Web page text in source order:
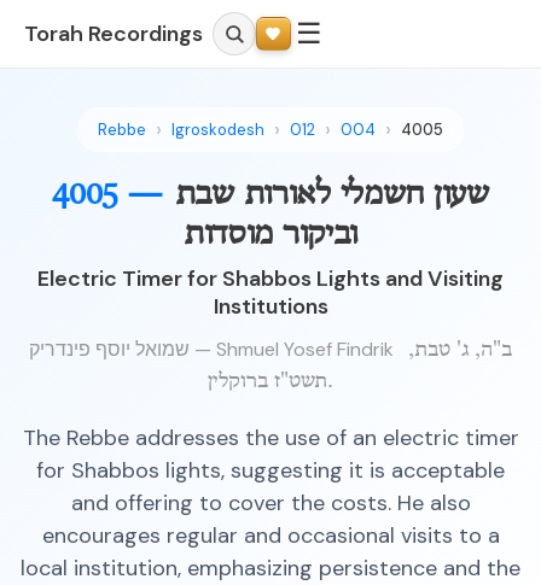
Torah Recordings ☰
Rebbe Igroskodesh 012 004 4005
4005 — שעון חשמלי לאורות שבת
וביקור מוסדות
Electric Timer for Shabbos Lights and Visiting
Institutions
שמואל יוסף פינדריק — Shmuel Yosef Findrik
ב"ה, ג' טבת,
תשט"ז ברוקלין.
The Rebbe addresses the use of an electric timer
for Shabbos lights, suggesting it is acceptable
and offering to cover the costs. He also
encourages regular and occasional visits to a
local institution, emphasizing persistence and the